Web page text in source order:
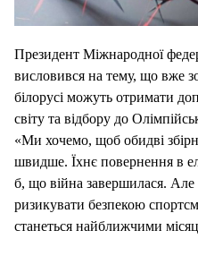
Президент Міжнародної
висловився на тему, що вже
білорусі можуть отримати
світу та відбору до
«Ми хочемо, щоб обидві
швидше. Їхнє повернення в
б, що війна завершилася. Але
ризикувати безпекою
станеться найближчими